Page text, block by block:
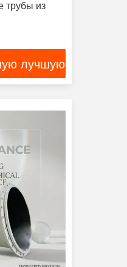
трубы из
лучшую